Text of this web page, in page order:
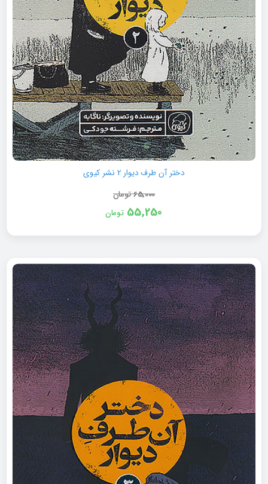
دختر آن طرف دیوار 2 نشر کیوی
65,000تومان
55,250 تومان